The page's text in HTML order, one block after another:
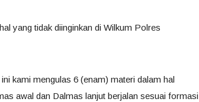
yang tidak diinginkan di Wilkum Polres
kami mengulas 6 (enam) materi dalam hal
awal dan Dalmas lanjut berjalan sesuai formasi